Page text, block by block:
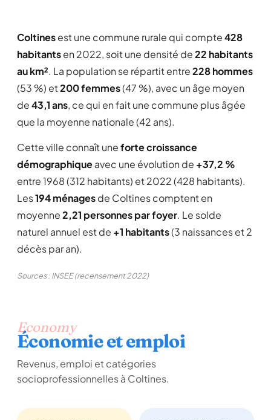
Coltinesest une commune rurale qui compte428
habitantsen 2022, soit une densité de22 habitants
au km². La population se répartit entre228 hommes
(53 %) et200 femmes(47 %), avec un âge moyen
de43,1 ans, ce qui en fait une commune plus âgée
que la moyenne nationale (42 ans).
Cette ville connaît uneforte croissance
démographiqueavec une évolution de +37,2 %
entre 1968 (312 habitants) et 2022 (428 habitants).
Les194 ménagesde Coltines comptent en
moyenne2,21 personnes par foyer. Le solde
naturel annuel est de +1 habitants(3 naissances et 2
décès par an).
Sources : INSEE (recensement 2022)
Economy
Économie et emploi
Revenus, emploi et catégories
socioprofessionnelles à Coltines.